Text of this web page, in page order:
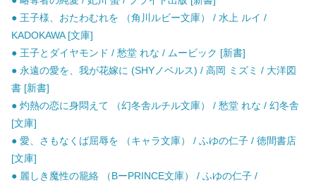
● 王子様、おたわむれを （角川ルビー文庫） / 水上 ルイ /
KADOKAWA [文庫]
● 王子とダイヤモンド / 愁堂 れな / ムービック [新書]
● 永遠の愛を、我が花嫁に (SHYノベルス) / 高岡 ミズミ / 大洋図
書 [新書]
● 灼熱の恋に身悶えて （幻冬舎ルチル文庫） / 愁堂 れな / 幻冬舎
[文庫]
● 愛、さもなくば屈辱を （キャラ文庫） / ふゆの仁子 / 徳間書店
[文庫]
● 麗しき魔性の籠絡 （BーPRINCE文庫） / ふゆの仁子 /